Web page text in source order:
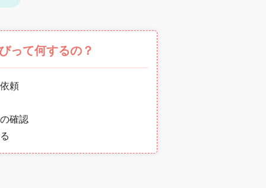
って何するの？
頼
確認